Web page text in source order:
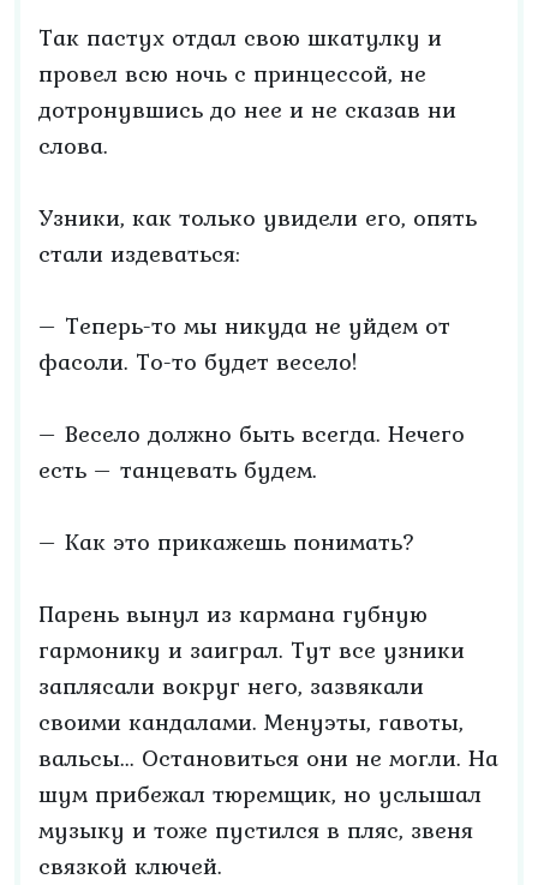
Так пастух отдал свою шкатулку и
провел всю ночь с принцессой, не
дотронувшись до нее и не сказав ни
слова.
Узники, как только увидели его, опять
стали издеваться:
– Теперь-то мы никуда не уйдем от
фасоли. То-то будет весело!
– Весело должно быть всегда. Нечего
есть – танцевать будем.
– Как это прикажешь понимать?
Парень вынул из кармана губную
гармонику и заиграл. Тут все узники
заплясали вокруг него, зазвякали
своими кандалами. Менуэты, гавоты,
вальсы... Остановиться они не могли. На
шум прибежал тюремщик, но услышал
музыку и тоже пустился в пляс, звеня
связкой ключей.